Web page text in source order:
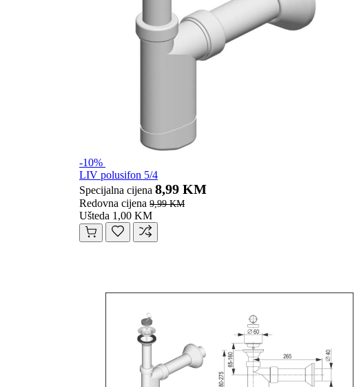
-10%
LIV polusifon 5/4
Specijalna cijena 8,99 KM
Redovna cijena 9,99 KM
Ušteda 1,00 KM